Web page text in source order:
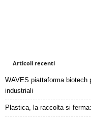
Articoli recenti
WAVES piattaforma biotech
industriali
Plastica, la raccolta si